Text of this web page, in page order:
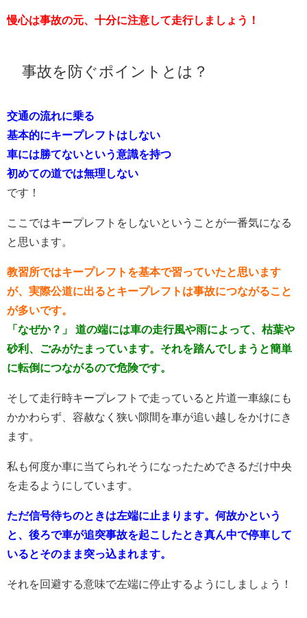
慢心は事故の元、十分に注意して走行しましょう！
事故を防ぐポイントとは？
交通の流れに乗る
基本的にキープレフトはしない
車には勝てないという意識を持つ
初めての道では無理しない
です！
ここではキープレフトをしないということが一番気になる
と思います。
教習所ではキープレフトを基本で習っていたと思います
が、実際公道に出るとキープレフトは事故につながること
が多いです。
「なぜか？」 道の端には車の走行風や雨によって、枯葉や
砂利、ごみがたまっています。それを踏んでしまうと簡単
に転倒につながるので危険です。
そして走行時キープレフトで走っていると片道一車線にも
かかわらず、容赦なく狭い隙間を車が追い越しをかけにき
ます。
私も何度か車に当てられそうになったためできるだけ中央
を走るようにしています。
ただ信号待ちのときは左端に止まります。 何故かという
と、後ろで車が追突事故を起こしたとき真ん中で停車して
いるとそのまま突っ込まれます。
それを回避する意味で左端に停止するようにしましょう！